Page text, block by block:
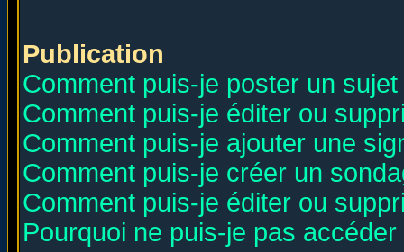
Publication
Comment puis-je poster un
Comment puis-je éditer ou
Comment puis-je ajouter une
Comment puis-je créer un
Comment puis-je éditer ou
Pourquoi ne puis-je pas